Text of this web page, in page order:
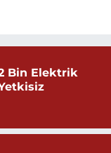
Bin Elektrik